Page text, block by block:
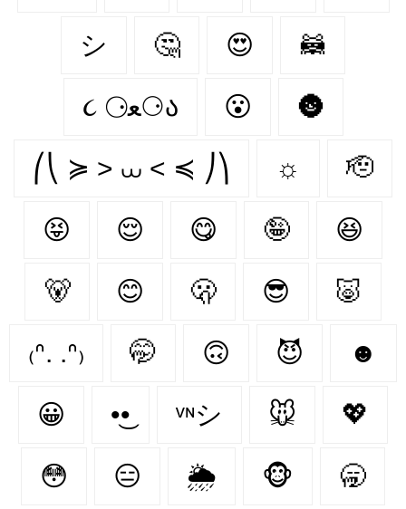
シ 🤔 😍 🦝
૮ ⚆ﻌ⚆ა 😮 🌚
⎛⎝ ≽ > ⩊ < ≼ ⎠⎞ ☼ 🫡
😝 😌 😋 🤪 😆
🐻‍ 😊 🫢 😎 🐷
₍ᐢ. .ᐢ₎ 🤭 🙃 😈 ☻
😀 •͜• ᵛᶰシ 🐭 💖
😳 😑 🌦 🐵 🥱